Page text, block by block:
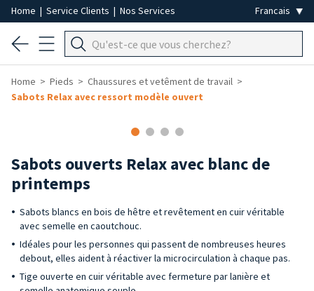
Home | Service Clients | Nos Services
Home Pieds
Chaussures et vetêment de travail
Sabots Relax avec ressort modèle ouvert
Sabots ouverts Relax avec blanc de
printemps
Sabots blancs en bois de hêtre et revêtement en cuir véritable
avec semelle en caoutchouc.
Idéales pour les personnes qui passent de nombreuses heures
debout, elles aident à réactiver la microcirculation à chaque pas.
Tige ouverte en cuir véritable avec fermeture par lanière et